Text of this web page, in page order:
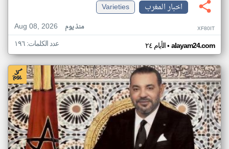
اخبار المغرب
Varieties
Aug 08, 2026
منذ يوم XF80IT
الأيام ٢٤• alayam24.com عدد الكلمات: ١٩٦